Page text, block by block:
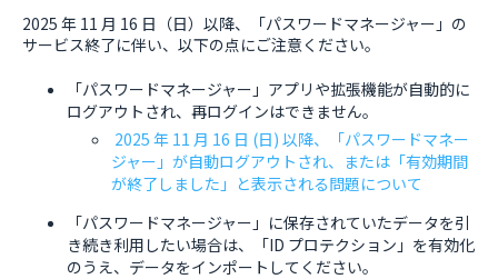
2025 年 11 月 16 日（日）以降、「パスワードマネージャー」の
サービス終了に伴い、以下の点にご注意ください。
「パスワードマネージャー」アプリや拡張機能が自動的に
ログアウトされ、再ログインはできません。
2025 年 11 月 16 日 (日) 以降、「パスワードマネー
ジャー」が自動ログアウトされ、または「有効期間
が終了しました」と表示される問題について
「パスワードマネージャー」に保存されていたデータを引
き続き利用したい場合は、「ID プロテクション」を有効化
のうえ、データをインポートしてください。